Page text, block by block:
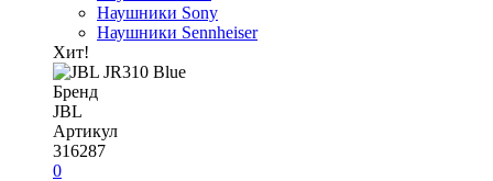
Наушники Sony
Наушники Sennheiser
Хит!
Бренд
JBL
Артикул
316287
0